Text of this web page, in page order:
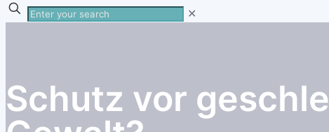
Enter
your
✕
Schutz vor